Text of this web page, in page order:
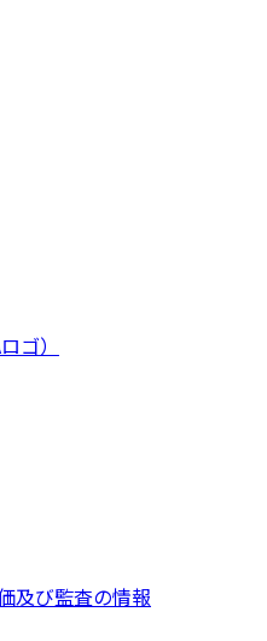
ゴ）
及び監査の情報